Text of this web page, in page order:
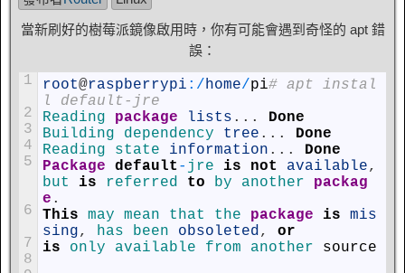
當新刷好的樹莓派鏡像啟用時，你有可能會遇到奇怪的 apt 錯
誤：
1
2
3
4
5
6
7
8
root@raspberrypi : /home/pi# apt instal
l default-jre
Reading package lists . . .
Done
Building dependency tree . . .
Done
Reading state information . . .
Done
Package
default - jre is not available,
but is referred to by another packag
e .
This
may mean that the package is
mis
sing, has been obsoleted,
or
is
only available from another source